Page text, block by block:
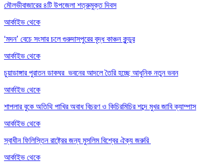
মৌলভীবাজারের ৪টি উপজেলা শত্রুমুক্ত দিবস
আর্কাইভ থেকে
‘মদন’ বেচে সংসার চলে গুরুদাসপুরের বৃদ্ধ কাঞ্চন কুন্ডুর
আর্কাইভ থেকে
চুয়াডাঙ্গার পুরাতন ডাকঘর ভবনের আদলে তৈরি হচ্ছে আধুনিক নতুন ভবন
আর্কাইভ থেকে
শাপলার বুকে অতিথি পাখির অবাধ বিচরণ ও কিচিরমিচির শব্দে মুখর জাবি ক্যাম্পাস
আর্কাইভ থেকে
স্বাধীন ফিলিস্তিন রাষ্ট্রের জন্য মুসলিম বিশ্বের ঐক্য জরুরি
আর্কাইভ থেকে